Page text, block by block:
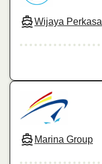
Wijaya Perkasa
Marina Group